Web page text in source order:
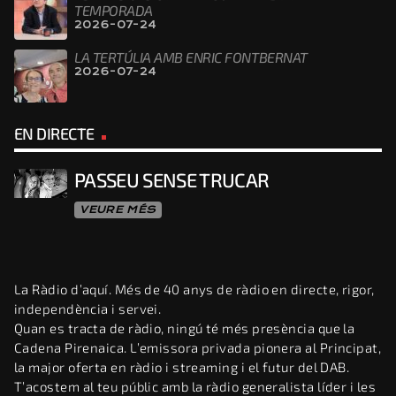
TEMPORADA
2026-07-24
LA TERTÚLIA AMB ENRIC FONTBERNAT
2026-07-24
EN DIRECTE
PASSEU SENSE TRUCAR
VEURE MÉS
La Ràdio d’aquí. Més de 40 anys de ràdio en directe, rigor,
independència i servei.
Quan es tracta de ràdio, ningú té més presència que la
Cadena Pirenaica. L’emissora privada pionera al Principat,
la major oferta en ràdio i streaming i el futur del DAB.
T’acostem al teu públic amb la ràdio generalista líder i les